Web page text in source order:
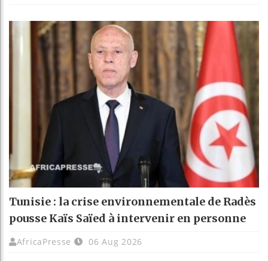
Tunisie : la crise environnementale de Radès
pousse Kaïs Saïed à intervenir en personne
AfricaPresse 06 Aug 2026